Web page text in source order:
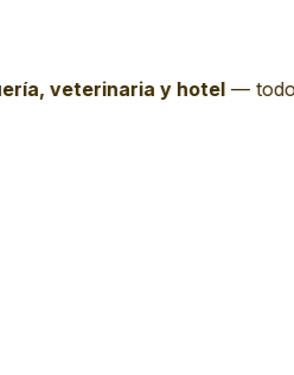
veterinaria y hotel—todo